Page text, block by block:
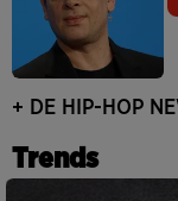
+ DE HIP-HOP
Trends